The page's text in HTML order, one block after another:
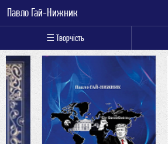
Павло Гай-Нижник
☰ Творчість